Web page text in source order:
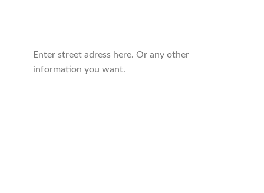
Enter street adress here. Or any other
information you want.